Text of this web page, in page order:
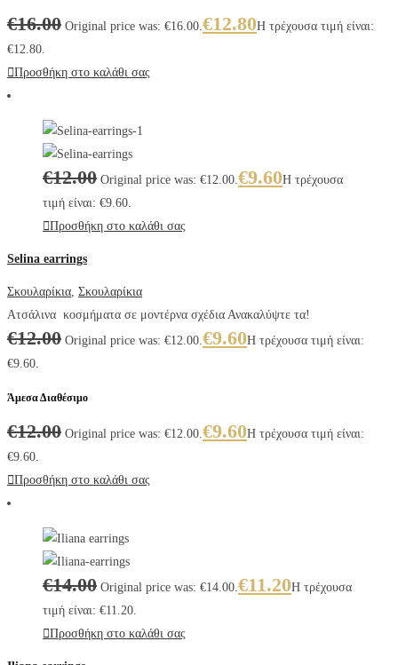
€16.00 Original price was: €16.00. €12.80Η τρέχουσα τιμή είναι:
€12.80.
Προσθήκη στο καλάθι σας
€12.00 Original price was: €12.00. €9.60Η τρέχουσα
τιμή είναι: €9.60.
Προσθήκη στο καλάθι σας
Selina earrings
Σκουλαρίκια Σκουλαρίκια
Ατσάλινα κοσμήματα σε μοντέρνα σχέδια Ανακαλύψτε τα!
€12.00 Original price was: €12.00. €9.60Η τρέχουσα τιμή είναι:
€9.60.
Άμεσα Διαθέσιμο
€12.00 Original price was: €12.00. €9.60Η τρέχουσα τιμή είναι:
€9.60.
Προσθήκη στο καλάθι σας
€14.00 Original price was: €14.00. €11.20Η τρέχουσα
τιμή είναι: €11.20.
Προσθήκη στο καλάθι σας